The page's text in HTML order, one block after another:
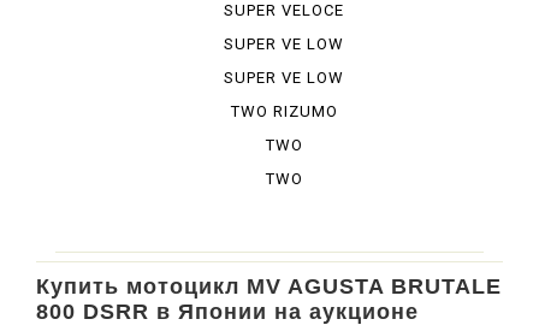
SUPER VELOCE
SUPER VE LOW
CHE
SUPER VE LOW
CHE ...
TWO RIZUMO
VELOCE
TWO
RIZUMOVE
TWO
Купить мотоцикл MV AGUSTA BRUTALE
800 DSRR в Японии на аукционе